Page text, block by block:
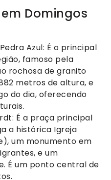
Domingos
Azul: É o principal
famoso pela
rochosa de granito
metros de altura, e
do dia, oferecendo
É a praça principal
a histórica Igreja
um monumento em
e um
É um ponto central de